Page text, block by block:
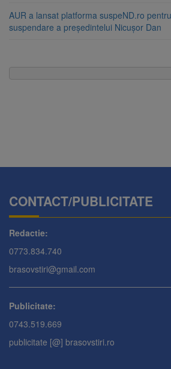
AUR a lansat platforma suspeND.ro
suspendare a președintelui Nicușor Dan
CONTACT/PUBLICITATE
Redactie:
0773.834.740
brasovstiri@gmail.com
Publicitate:
0743.519.669
publicitate [@] brasovstiri.ro